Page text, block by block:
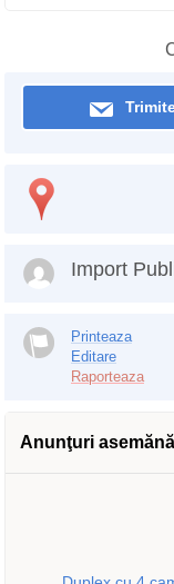
Import
Printeaza
Editare
Raporteaza
Anunţuri